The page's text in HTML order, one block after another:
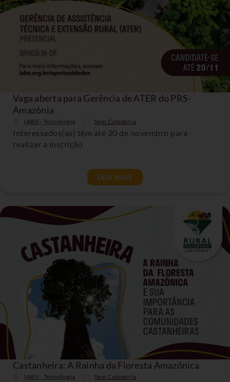
Vaga aberta para Gerência de ATER do PRS-
Amazônia
IABS - Tecnologia Sem Categoria
Interessados(as) têm até 20 de novembro para
realizar a inscrição
LEIA MAIS
Castanheira: A Rainha da Floresta Amazônica
IABS - Tecnologia Sem Categoria